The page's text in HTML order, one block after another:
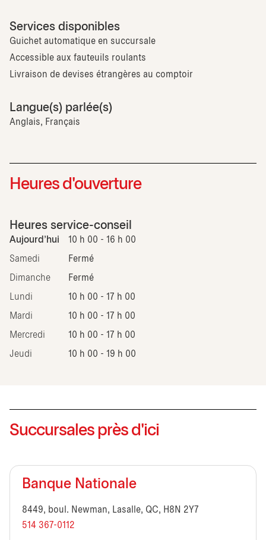
Services disponibles
Guichet automatique en succursale
Accessible aux fauteuils roulants
Livraison de devises étrangères au comptoir
Langue(s) parlée(s)
Anglais, Français
Heures d'ouverture
Heures service-conseil
Aujourd'hui 10 h 00 - 16 h 00
Samedi Fermé
Dimanche Fermé
Lundi 10 h 00 - 17 h 00
Mardi 10 h 00 - 17 h 00
Mercredi 10 h 00 - 17 h 00
Jeudi 10 h 00 - 19 h 00
Succursales près d'ici
Banque Nationale
8449, boul. Newman, Lasalle, QC, H8N 2Y7
514 367-0112